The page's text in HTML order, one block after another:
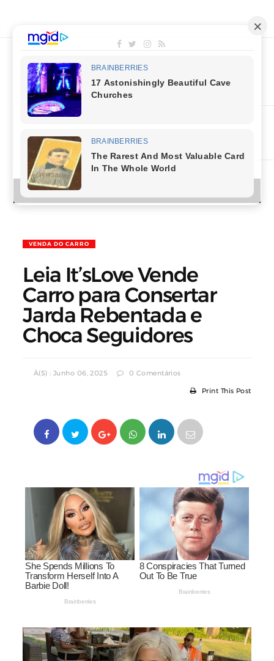
MENU
VENDA DO CARRO
Leia It’sLove Vende
Carro para Consertar
Jarda Rebentada e
Choca Seguidores
À(s) : Junho 06, 2025 0 Comentários
Print This Post